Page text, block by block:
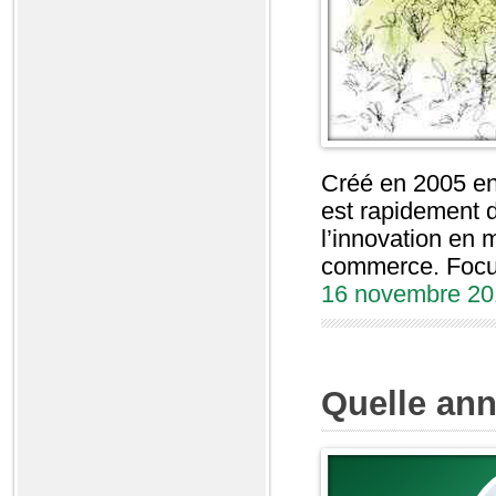
Créé en 2005
est rapidement
l’innovation en
commerce.
16 novembre
Quelle